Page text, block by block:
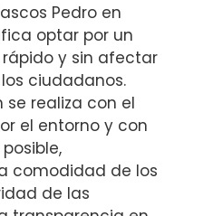
Pedro en
optar por un
y sin afectar
ciudadanos.
realiza con el
el entorno y con
comodidad de los
de las